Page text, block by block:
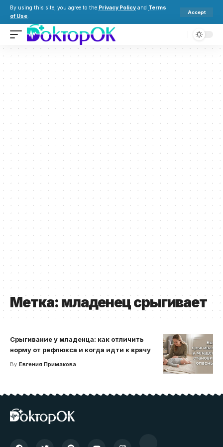
By using this site, you agree to the Privacy Policy and Terms
of Use.
Accept
Метка: младенец срыгивает
Срыгивание у младенца: как отличить
норму от рефлюкса и когда идти к врачу
By Евгения Примакова